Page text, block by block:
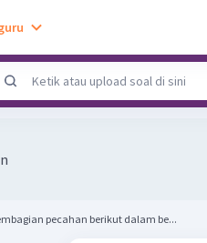
pecahan berikut dalam be...